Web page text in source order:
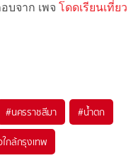
จาก เพจ โดดเรียนเที่ยว
#นครราชสีมา #น้ำตก
ใกล้กรุงเทพ